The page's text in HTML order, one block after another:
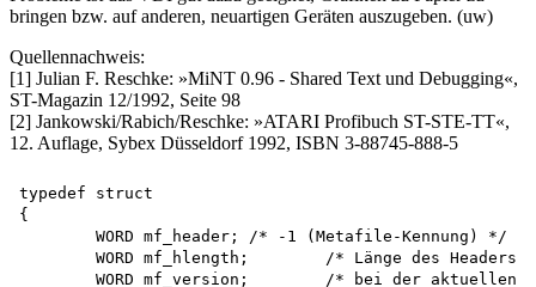
bringen bzw. auf anderen, neuartigen Geräten auszugeben. (uw)
Quellennachweis:
[1] Julian F. Reschke: »MiNT 0.96 - Shared Text und Debugging«,
ST-Magazin 12/1992, Seite 98
[2] Jankowski/Rabich/Reschke: »ATARI Profibuch ST-STE-TT«,
12. Auflage, Sybex Düsseldorf 1992, ISBN 3-88745-888-5
typedef struct
{